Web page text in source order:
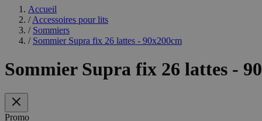
Accueil
/ Accessoires pour lits
/ Sommiers
/ Sommier Supra fix 26 lattes - 90x200cm
Sommier Supra fix 26 lattes -
Promo